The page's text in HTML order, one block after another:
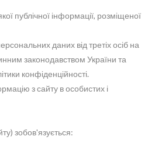
публічної інформації, розміщеної
даних від третіх осіб на
законодавством України та
конфіденційності.
з сайту в особистих і
зобов'язується: